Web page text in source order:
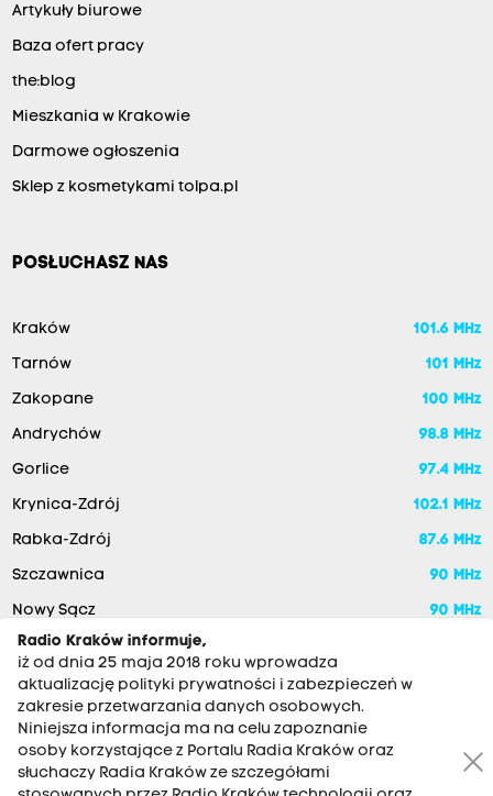
Artykuły biurowe
Baza ofert pracy
the:blog
Mieszkania w Krakowie
Darmowe ogłoszenia
Sklep z kosmetykami tolpa.pl
POSŁUCHASZ NAS
Kraków 101.6 MHz
Tarnów 101 MHz
Zakopane 100 MHz
Andrychów 98.8 MHz
Gorlice 97.4 MHz
Krynica-Zdrój 102.1 MHz
Rabka-Zdrój 87.6 MHz
Szczawnica 90 MHz
Nowy Sącz
90 MHz
Radio Kraków informuje,
iż od dnia 25 maja 2018 roku wprowadza
aktualizację polityki prywatności i zabezpieczeń w
zakresie przetwarzania danych osobowych.
Niniejsza informacja ma na celu zapoznanie
osoby korzystające z Portalu Radia Kraków oraz
słuchaczy Radia Kraków ze szczegółami